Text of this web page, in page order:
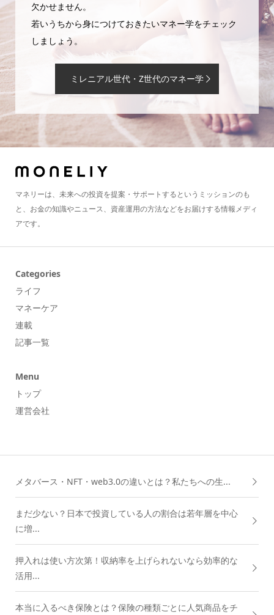
欠かせません。
若いうちから身につけておきたいマネー学をチェック
しましょう。
ミレニアル世代・Z世代のマネー学
マネリーは、未来への投資を提案・サポートするというミッションのも
と、お金の知識やニュース、資産運用の方法などをお届けする情報メディ
アです。
Categories
ライフ
マネーケア
連載
記事一覧
Menu
トップ
運営会社
メタバース・NFT・web3.0の違いとは？私たちへの生...
まだ少ない？日本で投資している人の割合は若年層を中心
に増...
押入れは使い方次第！収納率を上げられないなら効率的な
活用...
本当に入るべき保険とは？保険の種類ごとに人気商品をチ